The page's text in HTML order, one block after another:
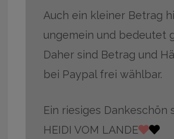
Auch ein kleiner Betrag
ungemein und bedeutet
Daher sind Betrag und
bei Paypal frei wählbar.
Ein riesiges Dankeschön
HEIDI VOM LANDE